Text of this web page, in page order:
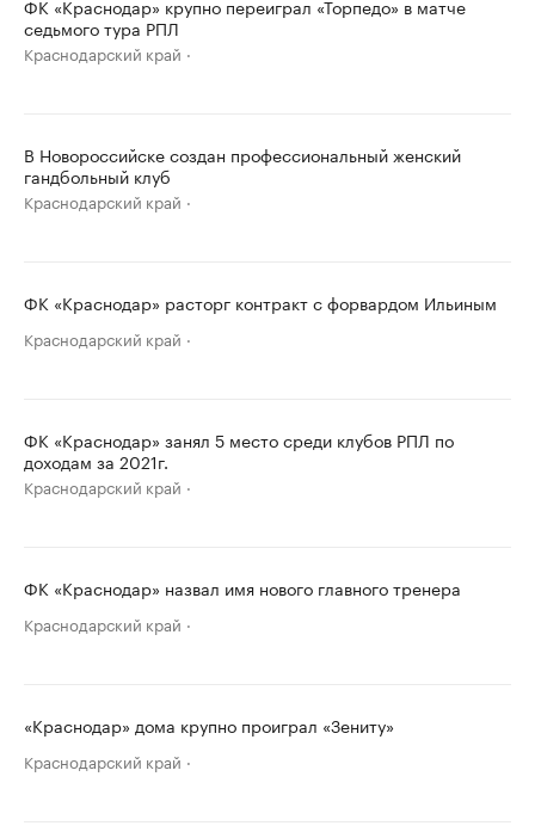
ФК «Краснодар» крупно переиграл «Торпедо» в матче
седьмого тура РПЛ
Краснодарский край
В Новороссийске создан профессиональный женский
гандбольный клуб
Краснодарский край
ФК «Краснодар» расторг контракт с форвардом Ильиным
Краснодарский край
ФК «Краснодар» занял 5 место среди клубов РПЛ по
доходам за 2021г.
Краснодарский край
ФК «Краснодар» назвал имя нового главного тренера
Краснодарский край
«Краснодар» дома крупно проиграл «Зениту»
Краснодарский край